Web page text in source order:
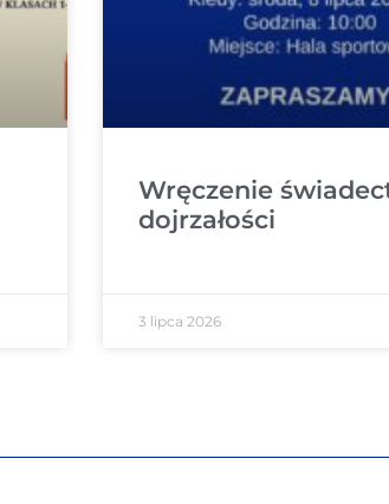
Wręczenie
dojrzałości
3 lipca 2026